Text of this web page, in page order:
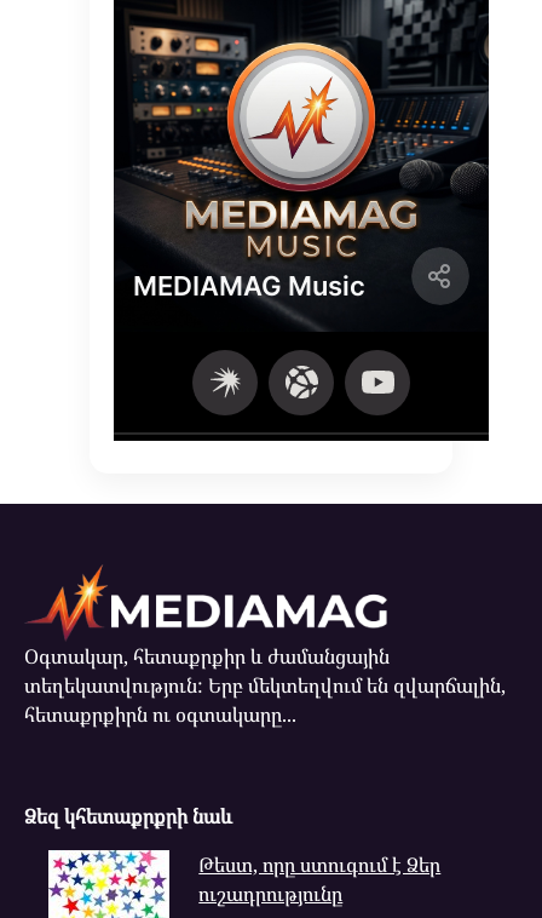
Օգտակար, հետաքրքիր և ժամանցային
տեղեկատվություն: Երբ մեկտեղվում են զվարճալին,
հետաքրքիրն ու օգտակարը...
Ձեզ կհետաքրքրի նաև
Թեստ, որը ստուգում է Ձեր
ուշադրությունը